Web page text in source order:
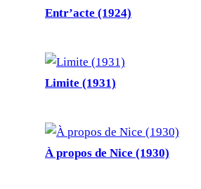
Entr’acte (1924)
Limite (1931)
À propos de Nice (1930)